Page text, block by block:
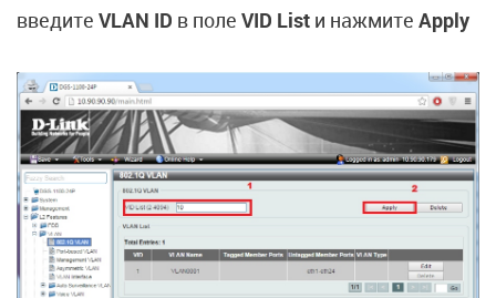
введите VLAN ID в поле VID List и нажмите Apply